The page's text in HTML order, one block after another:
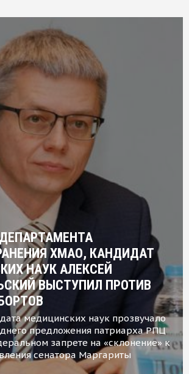
ХМАО, КАНДИДАТ
НАУК АЛЕКСЕЙ
ВЫСТУПИЛ ПРОТИВ
медицинских наук прозвучало
предложения патриарха РПЦ
запрете на «склонение» к
сенатора Маргариты